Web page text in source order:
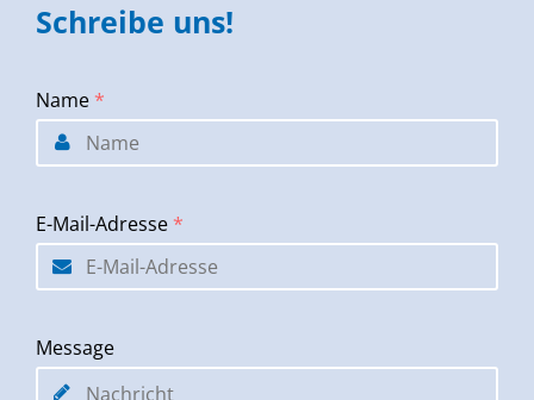
Schreibe uns!
Name *
E-Mail-Adresse *
Message